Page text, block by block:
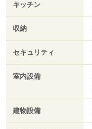
キッチン
収納
セキュリティ
室内設備
建物設備